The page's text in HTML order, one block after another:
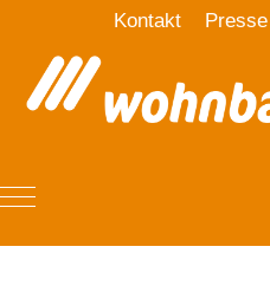
Kontakt Presse
Mobile Menu Toggle